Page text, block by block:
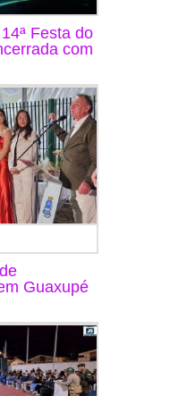
Festa do
com
Guaxupé